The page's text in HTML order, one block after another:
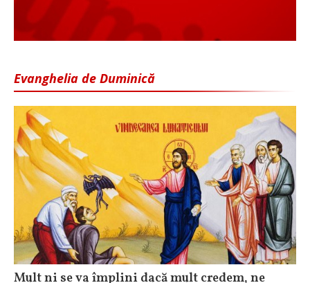
Evanghelia de Duminică
Mult ni se va împlini dacă mult credem, ne